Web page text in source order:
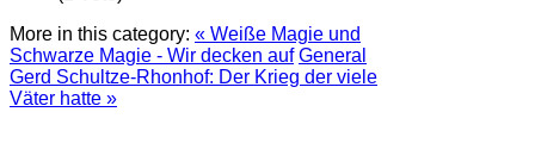
More in this category: « Weiße Magie und
Schwarze Magie - Wir decken auf General
Gerd Schultze-Rhonhof: Der Krieg der viele
Väter hatte »